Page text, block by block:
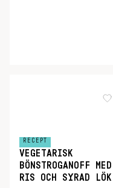
RECEPT
VEGETARISK
BÖNSTROGANOFF MED
RIS OCH SYRAD LÖK